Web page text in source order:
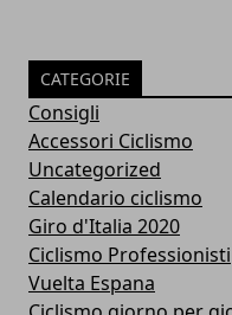
CATEGORIE
Consigli
Accessori Ciclismo
Uncategorized
Calendario ciclismo
Giro d'Italia 2020
Ciclismo Professionisti
Vuelta Espana